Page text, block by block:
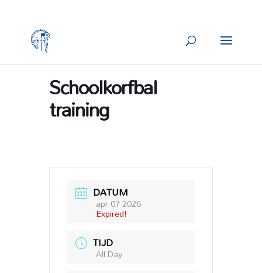
Schoolkorfbal
training
DATUM
apr 07 2026
Expired!
TIJD
All Day